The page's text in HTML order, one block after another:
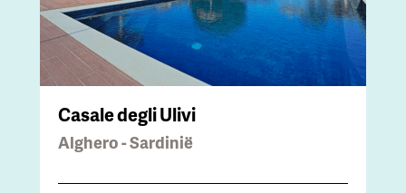
Casale degli Ulivi
Alghero - Sardinië